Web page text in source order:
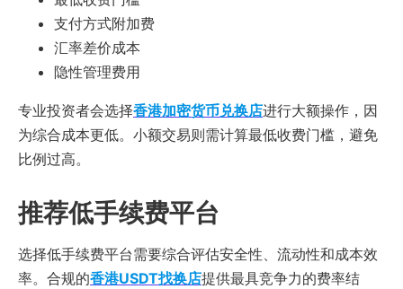
支付方式附加费
汇率差价成本
隐性管理费用
专业投资者会选择香港加密货币兑换店进行大额操作，因
为综合成本更低。小额交易则需计算最低收费门槛，避免
比例过高。
推荐低手续费平台
选择低手续费平台需要综合评估安全性、流动性和成本效
率。合规的香港USDT找换店提供最具竞争力的费率结